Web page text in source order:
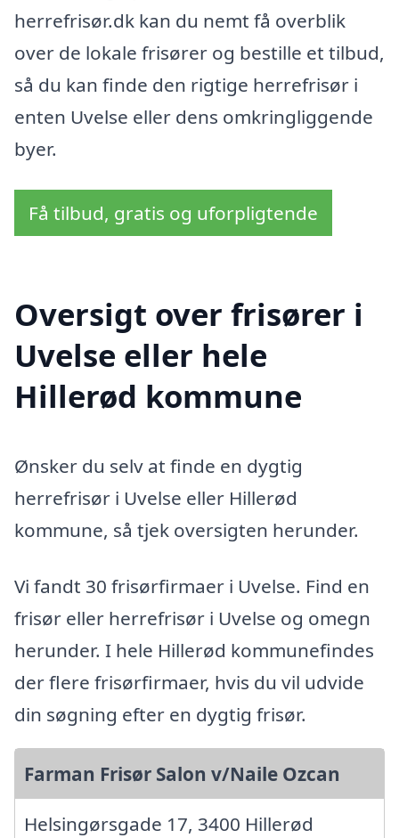
herrefrisør.dk kan du nemt få overblik
over de lokale frisører og bestille et tilbud,
så du kan finde den rigtige herrefrisør i
enten Uvelse eller dens omkringliggende
byer.
Få tilbud, gratis og uforpligtende
Oversigt over frisører i
Uvelse eller hele
Hillerød kommune
Ønsker du selv at finde en dygtig
herrefrisør i Uvelse eller Hillerød
kommune, så tjek oversigten herunder.
Vi fandt 30 frisørfirmaer i Uvelse. Find en
frisør eller herrefrisør i Uvelse og omegn
herunder. I hele Hillerød kommunefindes
der flere frisørfirmaer, hvis du vil udvide
din søgning efter en dygtig frisør.
Farman Frisør Salon v/Naile Ozcan
Helsingørsgade 17, 3400 Hillerød